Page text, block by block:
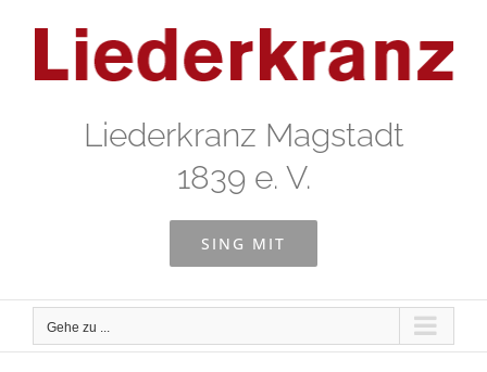
springen
Liederkranz Magstadt
1839 e. V.
SING MIT
Gehe zu ...